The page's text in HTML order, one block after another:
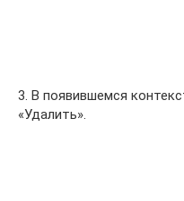
3. В появившемся
«Удалить».